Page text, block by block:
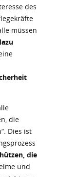
des
müssen
die
Dies ist
die
und